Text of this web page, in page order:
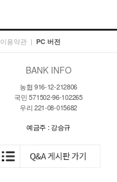
이용약관 | PC 버전
BANK INFO
농협 916-12-212806
국민 571502-96-102265
우리 221-08-015682
예금주 : 강승규